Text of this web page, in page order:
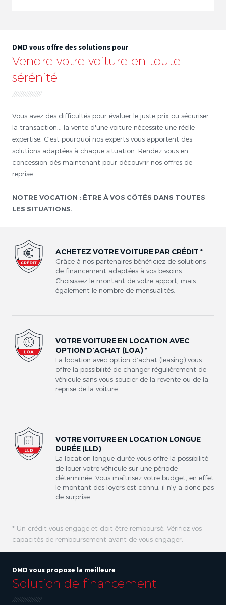
DMD vous offre des solutions pour
Vendre votre voiture en toute
sérénité
Vous avez des difficultés pour évaluer le juste prix ou sécuriser
la transaction... la vente d'une voiture nécessite une réelle
expertise. C'est pourquoi nos experts vous apportent des
solutions adaptées à chaque situation. Rendez-vous en
concession dès maintenant pour découvrir nos offres de
reprise.
NOTRE VOCATION : ÊTRE À VOS CÔTÉS DANS TOUTES
LES SITUATIONS.
DMD vous propose la meilleure
Solution de financement
ACHETEZ VOTRE VOITURE PAR CRÉDIT *
Grâce à nos partenaires bénéficiez de solutions
de financement adaptées à vos besoins.
Choisissez le montant de votre apport, mais
également le nombre de mensualités.
VOTRE VOITURE EN LOCATION AVEC
OPTION D’ACHAT (LOA) *
La location avec option d’achat (leasing) vous
offre la possibilité de changer régulièrement de
véhicule sans vous soucier de la revente ou de la
reprise de la voiture.
VOTRE VOITURE EN LOCATION LONGUE
DURÉE (LLD)
La location longue durée vous offre la possibilité
de louer votre véhicule sur une période
déterminée. Vous maîtrisez votre budget, en effet
le montant des loyers est connu, il n’y a donc pas
de surprise.
* Un crédit vous engage et doit être remboursé. Vérifiez vos
capacités de remboursement avant de vous engager.